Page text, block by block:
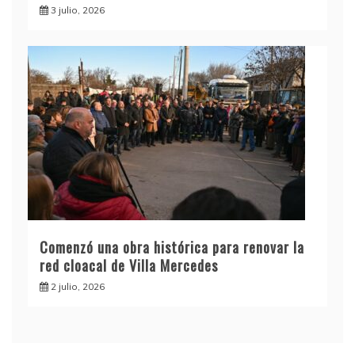
3 julio, 2026
Comenzó una obra histórica para renovar la
red cloacal de Villa Mercedes
2 julio, 2026